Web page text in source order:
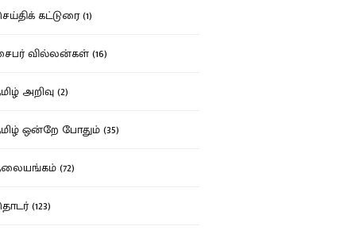
கட்டுரை (1)
வில்லன்கள் (16)
அறிவு (2)
ஒன்றே போதும் (35)
(72)
(123)